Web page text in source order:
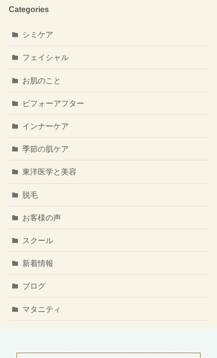
Categories
シミケア
フェイシャル
お肌のこと
ビフォーアフター
インナーケア
季節の肌ケア
東洋医学と美容
脱毛
お客様の声
スクール
新着情報
ブログ
マタニティ